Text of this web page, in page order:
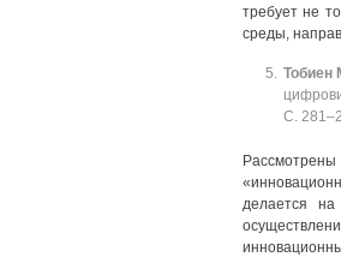
требует не
среды,
Тобиен
C.
делается